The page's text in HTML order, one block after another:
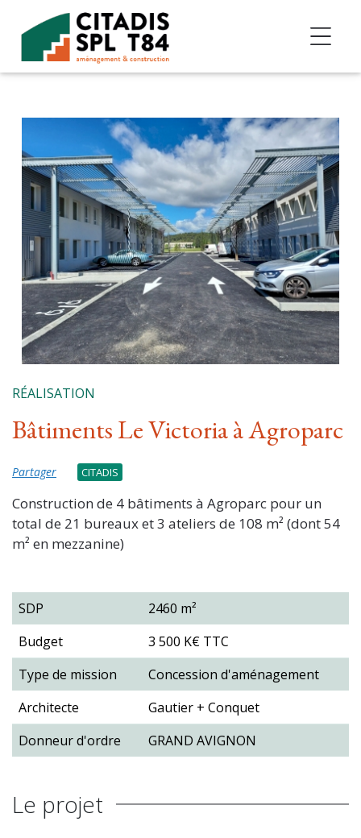
Accéder au contenu
RÉALISATION
Bâtiments Le Victoria à Agroparc
Partager CITADIS
Construction de 4 bâtiments à Agroparc pour un
total de 21 bureaux et 3 ateliers de 108 m² (dont 54
m² en mezzanine)
SDP
2460 m²
Budget
3 500 K€ TTC
Type de mission
Concession d'aménagement
Architecte
Gautier + Conquet
Donneur d'ordre
GRAND AVIGNON
Le projet